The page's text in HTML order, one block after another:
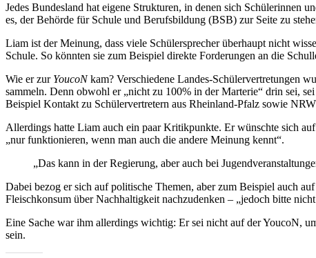
Jedes Bundesland hat eigene Strukturen, in denen sich Schülerinnen
es, der Behörde für Schule und Berufsbildung (BSB) zur Seite zu
Liam ist der Meinung, dass viele Schülersprecher überhaupt nicht
Schule. So könnten sie zum Beispiel direkte Forderungen an die
Wie er zur YoucoNkam? Verschiedene Landes-Schülervertretungen
sammeln. Denn obwohl er „nicht zu 100% in der Marterie“ drin sei,
Beispiel Kontakt zu Schülervertretern aus Rheinland-Pfalz sowie
Allerdings hatte Liam auch ein paar Kritikpunkte. Er wünschte sich
„nur funktionieren, wenn man auch die andere Meinung kennt“.
„Das kann in der Regierung, aber auch bei
Dabei bezog er sich auf politische Themen, aber zum Beispiel auch
Fleischkonsum über Nachhaltigkeit nachzudenken – „jedoch bitte
Eine Sache war ihm allerdings wichtig: Er sei nicht auf der YoucoN,
sein.